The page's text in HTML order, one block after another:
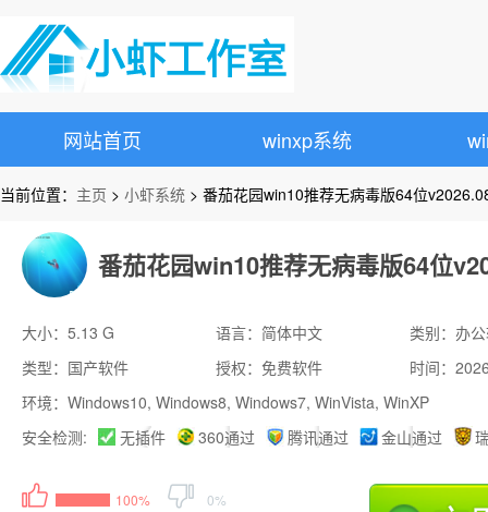
网站首页 winxp系统
当前位置： 主页 > 小虾系统 > 番茄花园win10推荐无病毒版64位
番茄花园win10推荐无病毒版64位
大小：5.13 G 语言：简体中文
类别：办
类型：国产软件
授权：免费软件
时间：
环境：Windows10, Windows8, Windows7, WinVista, WinXP
安全检测:
无插件 360通过 腾讯通过 金山通过
100% 0%